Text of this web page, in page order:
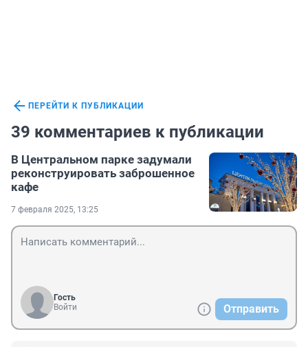
ПЕРЕЙТИ К ПУБЛИКАЦИИ
39 комментариев к публикации
В Центральном парке задумали
реконструировать заброшенное
кафе
7 февраля 2025, 13:25
Гость
Войти
Отправить